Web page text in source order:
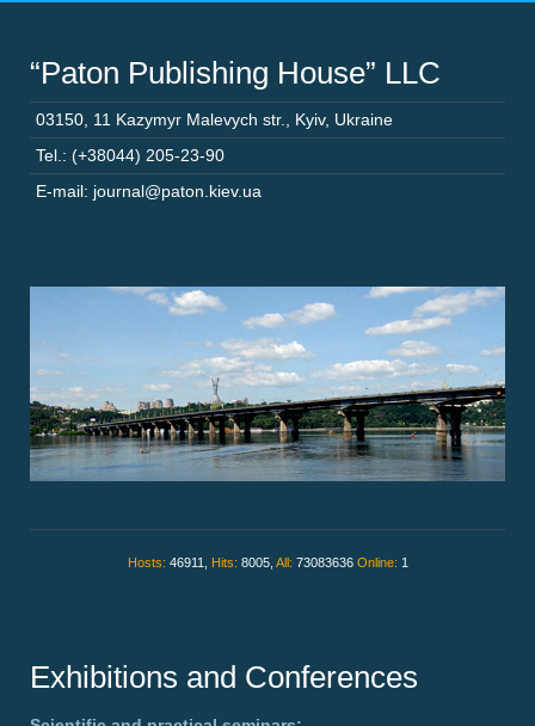
“Paton Publishing House” LLC
03150 11 Kazymyr Malevych str. Kyiv, Ukraine
Tel.: (+38044) 205-23-90
E-mail: journal@paton.kiev.ua
Hosts: 46911, Hits: 8005, All: 73083636 Online: 1
Exhibitions and Conferences